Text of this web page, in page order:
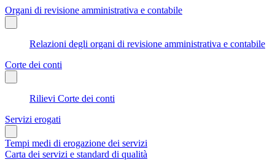
Organi di revisione amministrativa e contabile
Relazioni degli organi di revisione amministrativa e contabile
Corte dei conti
Rilievi Corte dei conti
Servizi erogati
Tempi medi di erogazione dei servizi
Carta dei servizi e standard di qualità